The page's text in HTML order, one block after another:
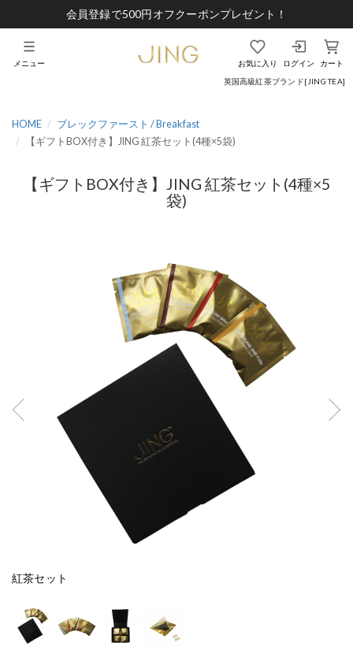
会員登録で500円オフクーポンプレゼント！
英国高級紅茶ブランド[JING TEA]
お気に入り ログイン カート
メニュー
HOME
ブレックファースト / Breakfast
【ギフトBOX付き】JING 紅茶セット(4種×5袋)
【ギフトBOX付き】JING 紅茶セット(4種×5
袋)
紅茶セット